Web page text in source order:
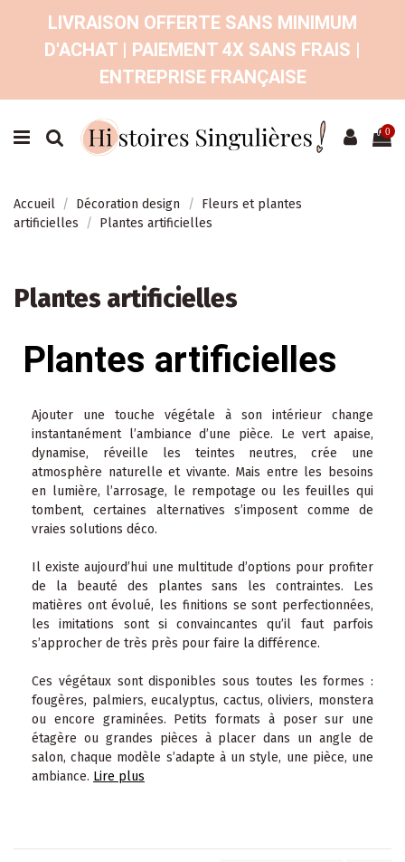
LIVRAISON OFFERTE SANS MINIMUM
D'ACHAT | PAIEMENT 4X SANS FRAIS |
ENTREPRISE FRANÇAISE
0
Accueil Décoration design
Fleurs et plantes
artificielles
Plantes artificielles
Plantes artificielles
Plantes artificielles
Ajouter une touche végétale à son intérieur change
instantanément l’ambiance d’une pièce. Le vert apaise,
dynamise, réveille les teintes neutres, crée une
atmosphère naturelle et vivante. Mais entre les besoins
en lumière, l’arrosage, le rempotage ou les feuilles qui
tombent, certaines alternatives s’imposent comme de
vraies solutions déco.
Il existe aujourd’hui une multitude d’options pour profiter
de la beauté des plantes sans les contraintes. Les
matières ont évolué, les finitions se sont perfectionnées,
les imitations sont si convaincantes qu’il faut parfois
s’approcher de très près pour faire la différence.
Ces végétaux sont disponibles sous toutes les formes :
fougères, palmiers, eucalyptus, cactus, oliviers, monstera
ou encore graminées. Petits formats à poser sur une
étagère ou grandes pièces à placer dans un angle de
salon, chaque modèle s’adapte à un style, une pièce, une
ambiance. Lire plus